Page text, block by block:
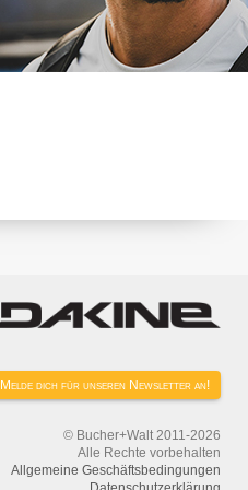
Melde dich für unseren Newsletter an!
© Bucher+Walt 2011-2026
Alle Rechte vorbehalten
Allgemeine Geschäftsbedingungen